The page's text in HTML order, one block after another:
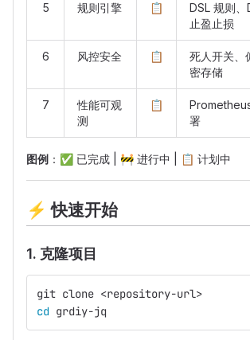
5 规则引擎 📋
DSL 规则、
止盈止损
6 风控安全 📋
死人开关、
密存储
7
性能可观
测
📋
署
图例 ： ✅ 已完成 | 🚧 进行中 | 📋 计划中
⚡ 快速开始
1. 克隆项目
git clone <repository-url>
cd grdiy-jq